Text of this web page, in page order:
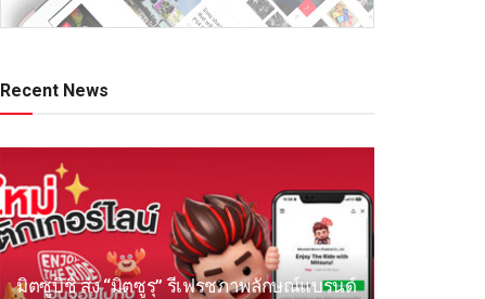
Recent News
มิตซูบิชิ ส่ง “มิตซูรุ” รีเฟรชภาพลักษณ์แบรนด์